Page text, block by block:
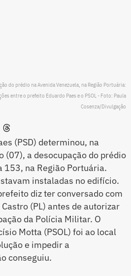
do prédio na Avenida Venezuela, na Região Portuária:
entre o prefeito Eduardo Paes e o PSOL - Foto: Paula
Cosenza/Divulgação
(PSD) determinou, na
(07), a desocupação do prédio
153, na Região Portuária.
instaladas no edifício.
diz ter conversado com
(PL) antes de autorizar
da Polícia Militar. O
Motta (PSOL) foi ao local
e impedir a
conseguiu.